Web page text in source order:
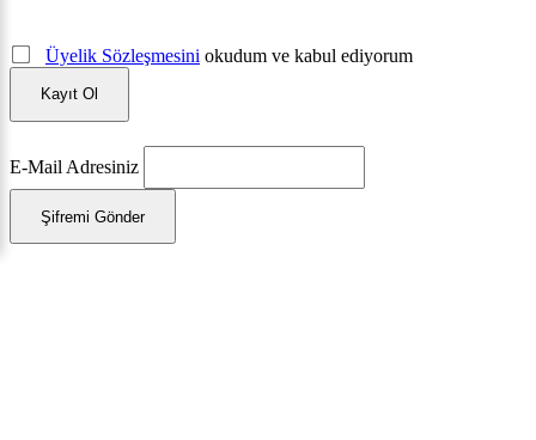
Üyelik Sözleşmesini okudum ve kabul ediyorum
Kayıt Ol
E-Mail Adresiniz
Şifremi Gönder